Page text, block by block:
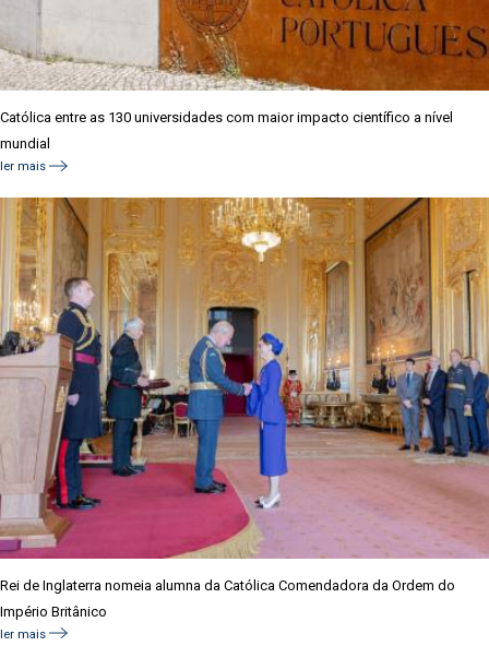
Católica entre as 130 universidades com maior impacto científico a nível
mundial
ler mais
Rei de Inglaterra nomeia alumna da Católica Comendadora da Ordem do
Império Britânico
ler mais